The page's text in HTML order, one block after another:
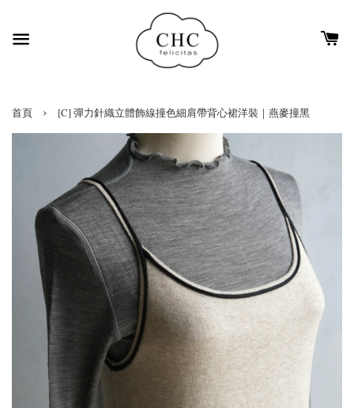
首頁 › [C] 彈力針織立體飾線撞色細肩帶背心裙洋裝｜燕麥撞黑